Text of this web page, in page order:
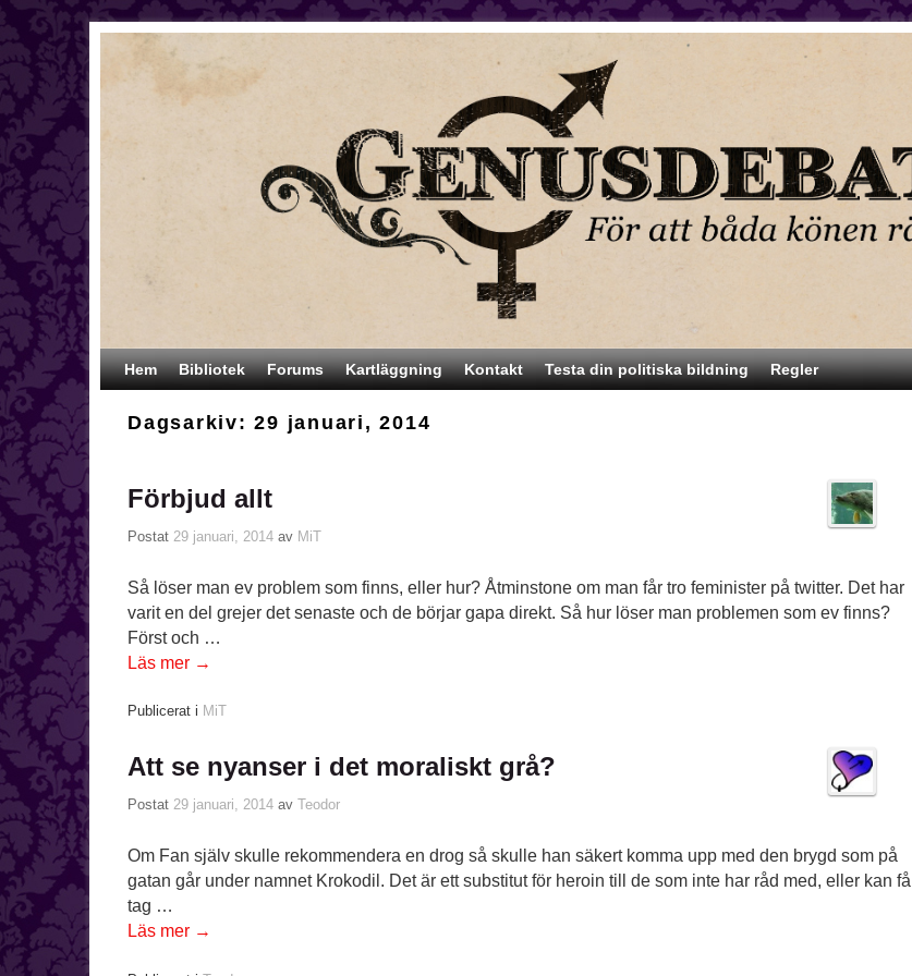
Hoppa till huvudinnehåll
Hoppa till sekundärt innehåll
Hem Bibliotek Forums Kartläggning Kontakt Testa din politiska bildning Regler
Dagsarkiv:29 januari, 2014
Förbjud allt
Postat 29 januari, 2014 av MiT
Så löser man ev problem som finns, eller hur? Åtminstone om man får tro feminister på twitter. Det har
varit en del grejer det senaste och de börjar gapa direkt. Så hur löser man problemen som ev finns?
Först och …
Läs mer →
Publicerat i MiT
Att se nyanser i det moraliskt grå?
Postat 29 januari, 2014 av Teodor
Om Fan själv skulle rekommendera en drog så skulle han säkert komma upp med den brygd som på
gatan går under namnet Krokodil. Det är ett substitut för heroin till de som inte har råd med, eller kan få
tag …
Läs mer →